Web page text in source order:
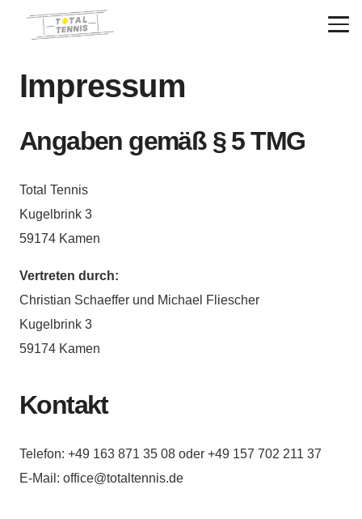
Impressum
Angaben gemäß § 5 TMG
Total Tennis
Kugelbrink 3
59174 Kamen
Vertreten durch:
Christian Schaeffer und Michael Fliescher
Kugelbrink 3
59174 Kamen
Kontakt
Telefon: +49 163 871 35 08 oder +49 157 702 211 37
E-Mail: office@totaltennis.de